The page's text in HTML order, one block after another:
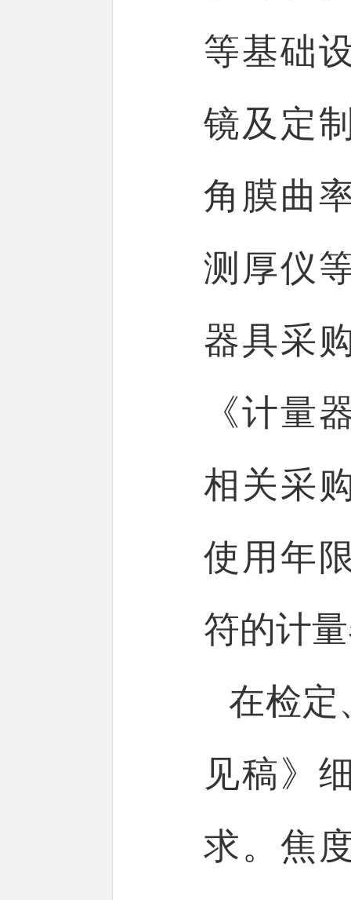
等基础
镜及定
角膜曲
测厚仪
器具采
《计量
相关采
使用年
符的计
在检定
见稿》
求。焦